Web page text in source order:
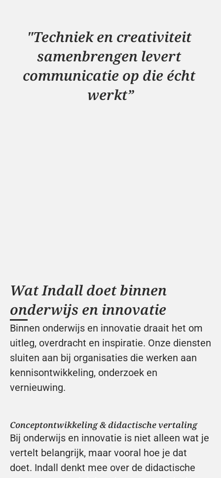
"Techniek en creativiteit
samenbrengen levert
communicatie op die écht
werkt”
Wat Indall doet binnen
onderwijs en innovatie
Binnen onderwijs en innovatie draait het om
uitleg, overdracht en inspiratie. Onze diensten
sluiten aan bij organisaties die werken aan
kennisontwikkeling, onderzoek en
vernieuwing.
Conceptontwikkeling & didactische vertaling
Bij onderwijs en innovatie is niet alleen wat je
vertelt belangrijk, maar vooral hoe je dat
doet. Indall denkt mee over de didactische